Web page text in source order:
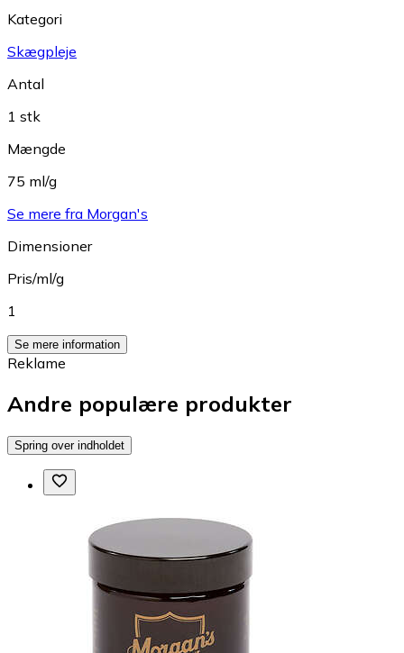
Kategori
Skægpleje
Antal
1 stk
Mængde
75 ml/g
Se mere fra Morgan's
Dimensioner
Pris/ml/g
1
Se mere information
Reklame
Andre populære produkter
Spring over indholdet